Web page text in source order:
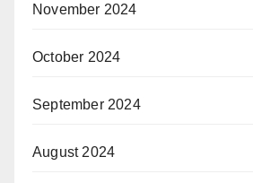
November 2024
October 2024
September 2024
August 2024